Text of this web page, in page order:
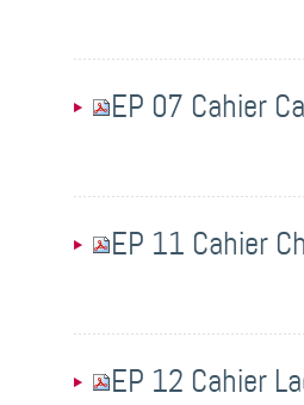
EP 07 Cahier
EP 11 Cahier
EP 12 Cahier